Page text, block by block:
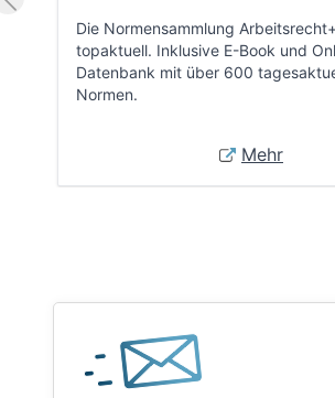
Die Normensammlung
topaktuell. Inklusive E-Book und
Datenbank mit über 600
Normen.
Mehr